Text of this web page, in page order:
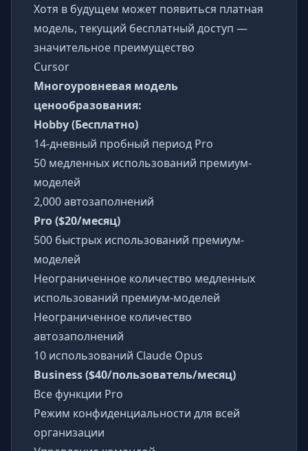
Хотя в будущем может появиться платная
модель, текущий бесплатный доступ —
значительное преимущество
Cursor
Многоуровневая модель
ценообразования:
Hobby (Бесплатно)
14-дневный пробный период Pro
50 медленных использований премиум-
моделей
2,000 автозаполнений
Pro ($20/месяц)
500 быстрых использований премиум-
моделей
Неограниченное количество медленных
использований премиум-моделей
Неограниченное количество
автозаполнений
10 использований Claude Opus
Business ($40/пользователь/месяц)
Все функции Pro
Режим конфиденциальности для всей
организации